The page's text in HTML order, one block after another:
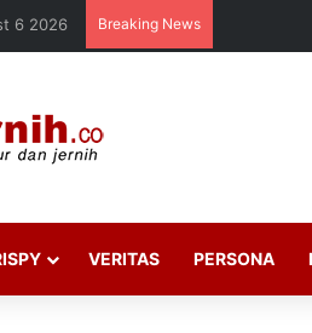
6 2026 Breaking News
VERITAS PERSONA